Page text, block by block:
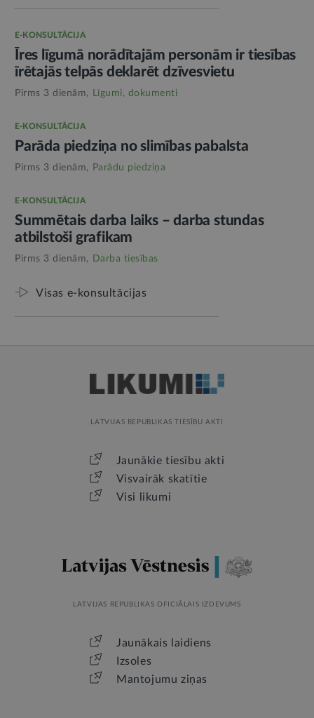
E-KONSULTĀCIJA
Īres līgumā norādītajām personām ir tiesības
īrētajās telpās deklarēt dzīvesvietu
Pirms 3 dienām, Līgumi, dokumenti
E-KONSULTĀCIJA
Parāda piedziņa no slimības pabalsta
Pirms 3 dienām, Parādu piedziņa
E-KONSULTĀCIJA
Summētais darba laiks – darba stundas
atbilstoši grafikam
Pirms 3 dienām, Darba tiesības
Visas e-konsultācijas
LATVIJAS REPUBLIKAS TIESĪBU AKTI
Jaunākie tiesību akti
Visvairāk skatītie
Visi likumi
LATVIJAS REPUBLIKAS OFICIĀLAIS IZDEVUMS
Jaunākais laidiens
Izsoles
Mantojumu ziņas